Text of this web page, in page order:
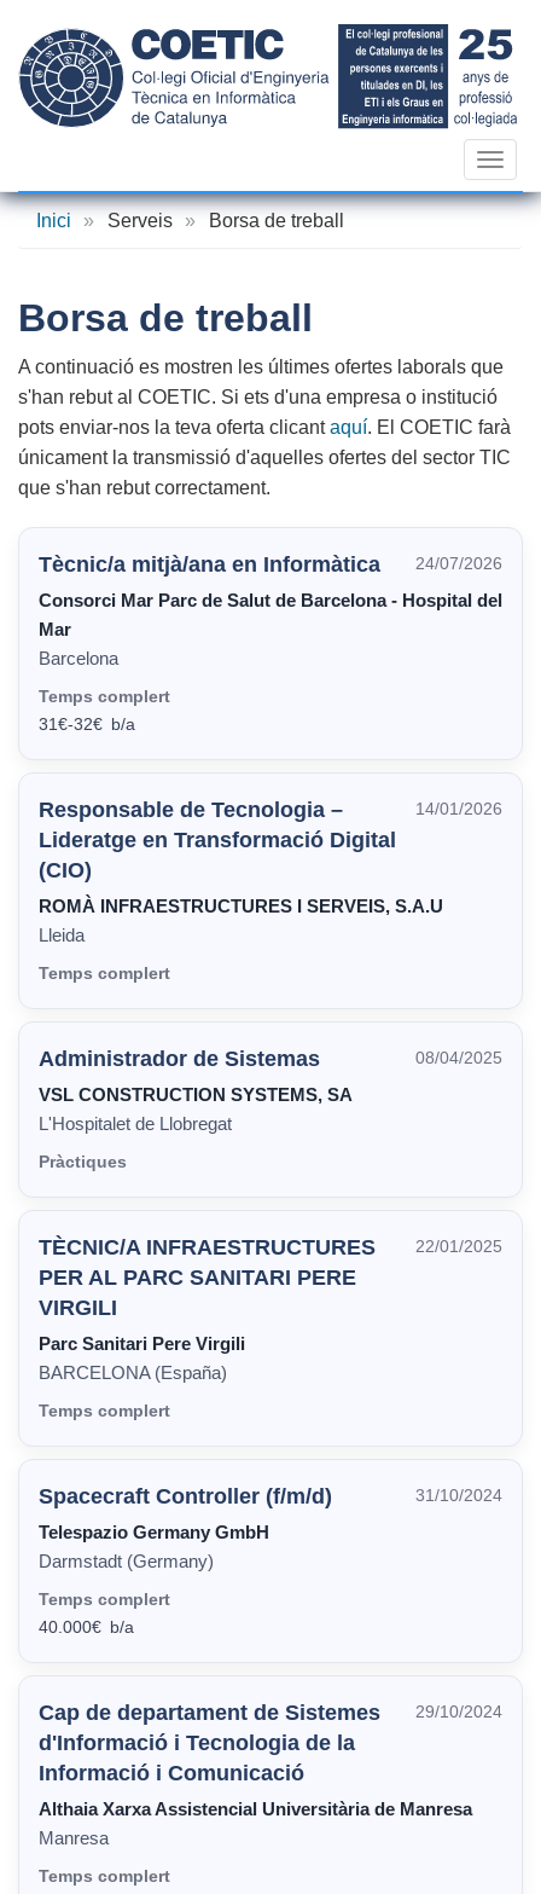
contingut
Inici
» Serveis » Borsa de treball
Borsa de treball
A continuació es mostren les últimes ofertes laborals que
s'han rebut al COETIC. Si ets d'una empresa o institució
pots enviar-nos la teva oferta clicantaquí. El COETIC farà
únicament la transmissió d'aquelles ofertes del sector TIC
que s'han rebut correctament.
Tècnic/a mitjà/ana en Informàtica 24/07/2026
Consorci Mar Parc de Salut de Barcelona - Hospital del
Mar
Barcelona
Temps complert
31€-32€
Responsable de Tecnologia –
Lideratge en Transformació Digital
(CIO)
14/01/2026
ROMÀ INFRAESTRUCTURES I SERVEIS, S.A.U
Lleida
Temps complert
Administrador de Sistemas 08/04/2025
VSL CONSTRUCTION SYSTEMS, SA
L'Hospitalet de Llobregat
Pràctiques
TÈCNIC/A INFRAESTRUCTURES
PER AL PARC SANITARI PERE
VIRGILI
22/01/2025
Parc Sanitari Pere Virgili
BARCELONA (España)
Temps complert
Spacecraft Controller (f/m/d) 31/10/2024
Telespazio Germany GmbH
Darmstadt (Germany)
Temps complert
40.000€
Cap de departament de Sistemes
d'Informació i Tecnologia de la
Informació i Comunicació
29/10/2024
Althaia Xarxa Assistencial Universitària de Manresa
Manresa
Temps complert